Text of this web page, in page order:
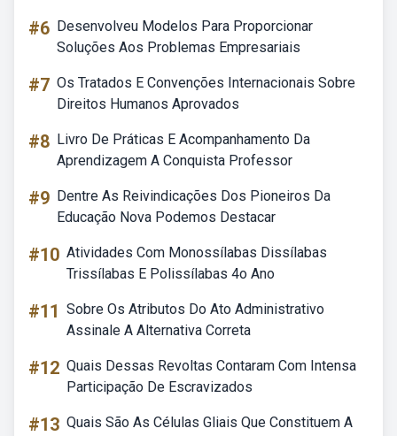
#6 Desenvolveu Modelos Para Proporcionar
Soluções Aos Problemas Empresariais
#7 Os Tratados E Convenções Internacionais Sobre
Direitos Humanos Aprovados
#8 Livro De Práticas E Acompanhamento Da
Aprendizagem A Conquista Professor
#9 Dentre As Reivindicações Dos Pioneiros Da
Educação Nova Podemos Destacar
#10 Atividades Com Monossílabas Dissílabas
Trissílabas E Polissílabas 4o Ano
#11 Sobre Os Atributos Do Ato Administrativo
Assinale A Alternativa Correta
#12 Quais Dessas Revoltas Contaram Com Intensa
Participação De Escravizados
#13 Quais São As Células Gliais Que Constituem A